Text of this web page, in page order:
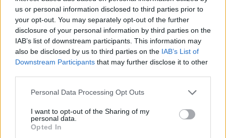
us or personal information disclosed to third parties prior to
your opt-out. You may separately opt-out of the further
disclosure of your personal information by third parties on the
IAB’s list of downstream participants. This information may
also be disclosed by us to third parties on the IAB’s List of
Downstream Participants that may further disclose it to other
Please note that this website/app uses one or more Google
not limited to your visit or usage behaviour. You may click to
grant or deny consent to Google and its third-party tags to
use your data for below specified purposes in below Google
Personal Data Processing Opt Outs
I want to opt-out of the Sharing of my
personal data.
Opted In